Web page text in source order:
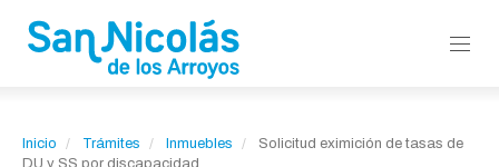
Inicio Trámites Inmuebles
Solicitud eximición de tasas de
DU y SS por discapacidad